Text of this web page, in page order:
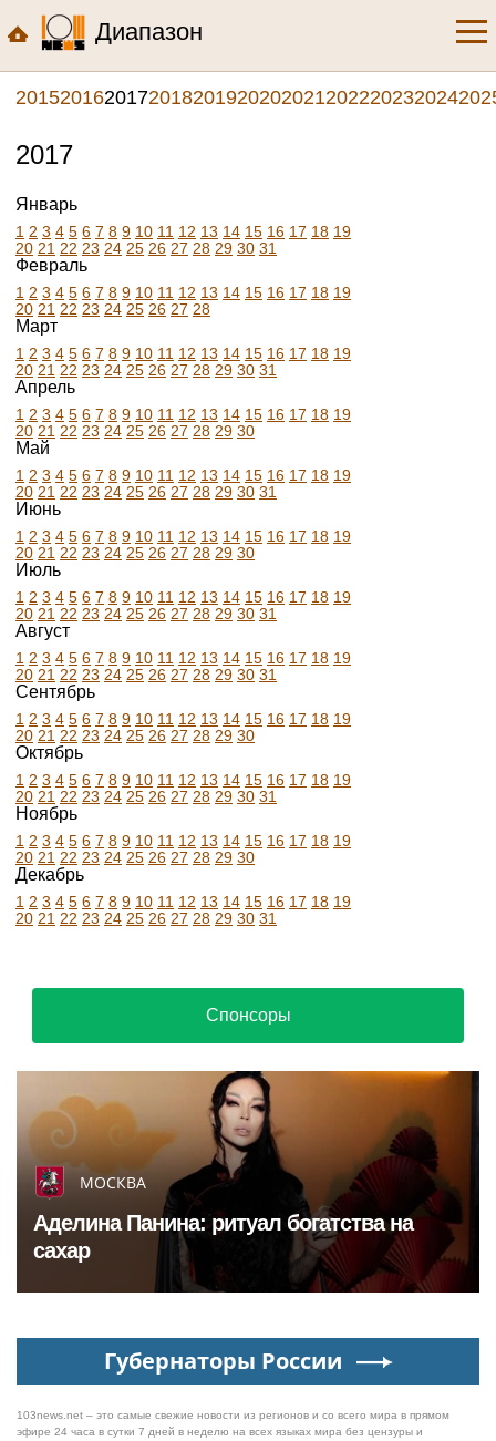
Диапазон
2015201620172018201920202021202220232024
2017
Январь
1 2 3 4 5 6 7 8 9 10 11 12 13 14 15 16 17 18 19
20 21 22 23 24 25 26 27 28 29 30 31
Февраль
1 2 3 4 5 6 7 8 9 10 11 12 13 14 15 16 17 18 19
20 21 22 23 24 25 26 27 28
Март
1 2 3 4 5 6 7 8 9 10 11 12 13 14 15 16 17 18 19
20 21 22 23 24 25 26 27 28 29 30 31
Апрель
1 2 3 4 5 6 7 8 9 10 11 12 13 14 15 16 17 18 19
20 21 22 23 24 25 26 27 28 29 30
Май
1 2 3 4 5 6 7 8 9 10 11 12 13 14 15 16 17 18 19
20 21 22 23 24 25 26 27 28 29 30 31
Июнь
1 2 3 4 5 6 7 8 9 10 11 12 13 14 15 16 17 18 19
20 21 22 23 24 25 26 27 28 29 30
Июль
1 2 3 4 5 6 7 8 9 10 11 12 13 14 15 16 17 18 19
20 21 22 23 24 25 26 27 28 29 30 31
Август
1 2 3 4 5 6 7 8 9 10 11 12 13 14 15 16 17 18 19
20 21 22 23 24 25 26 27 28 29 30 31
Сентябрь
1 2 3 4 5 6 7 8 9 10 11 12 13 14 15 16 17 18 19
20 21 22 23 24 25 26 27 28 29 30
Октябрь
1 2 3 4 5 6 7 8 9 10 11 12 13 14 15 16 17 18 19
20 21 22 23 24 25 26 27 28 29 30 31
Ноябрь
1 2 3 4 5 6 7 8 9 10 11 12 13 14 15 16 17 18 19
20 21 22 23 24 25 26 27 28 29 30
Декабрь
1 2 3 4 5 6 7 8 9 10 11 12 13 14 15 16 17 18 19
20 21 22 23 24 25 26 27 28 29 30 31
Спонсоры
МОСКВА
Аделина Панина: ритуал богатства на
сахар
Губернаторы России
103news.net – это самые свежие новости из регионов и со всего мира в прямом
эфире 24 часа в сутки 7 дней в неделю на всех языках мира без цензуры и